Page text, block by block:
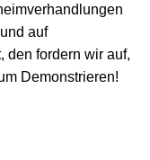
auf
den fordern wir auf,
Demonstrieren!